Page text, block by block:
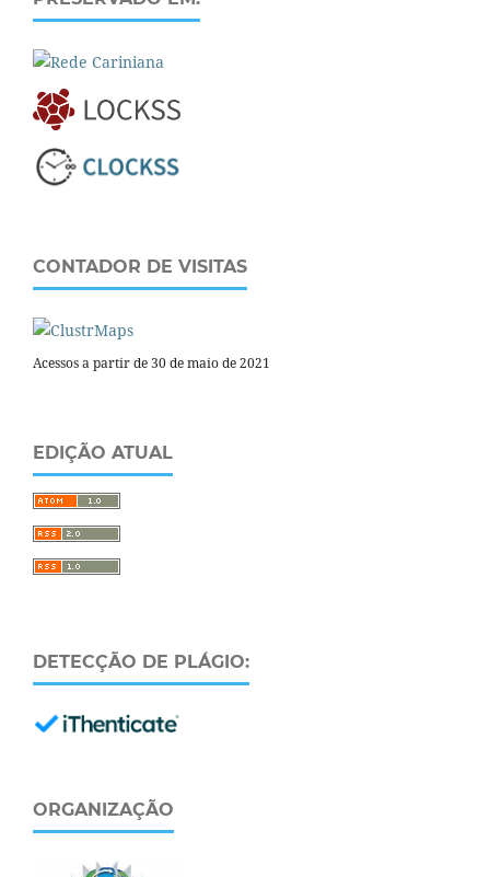
CONTADOR DE VISITAS
Acessos a partir de 30 de maio de 2021
EDIÇÃO ATUAL
DETECÇÃO DE PLÁGIO:
ORGANIZAÇÃO